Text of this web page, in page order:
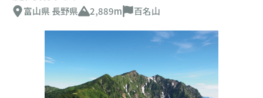
富山県 長野県 2,889m 百名山